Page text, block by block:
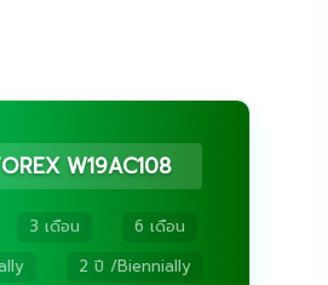
W19AC108
3 เดือน
6 เดือน
2 ปี /Biennially